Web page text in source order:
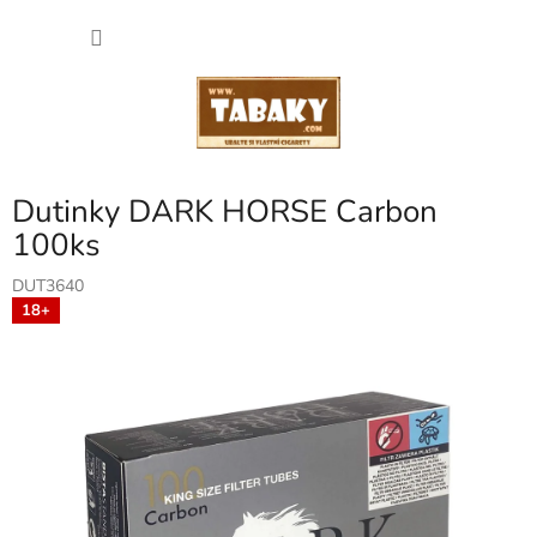
Dutinky DARK HORSE Carbon
100ks
DUT3640
18+